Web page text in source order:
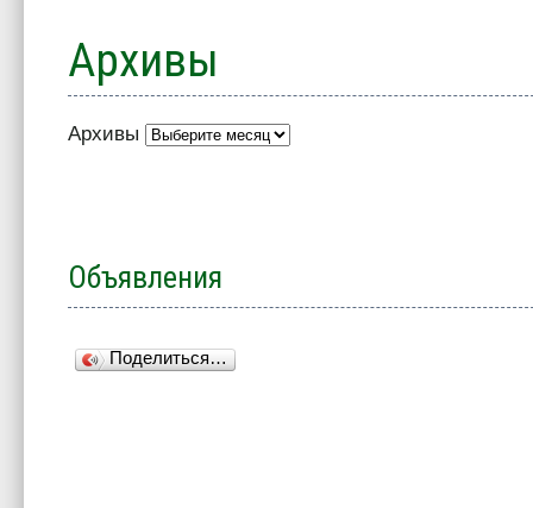
Архивы
Архивы
Объявления
Поделиться…